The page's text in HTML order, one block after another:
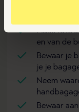
Door op ‘Ja, nu
het plaatsen van
Maak
en van de
Bewaar je
je je
Neem
Bewaar